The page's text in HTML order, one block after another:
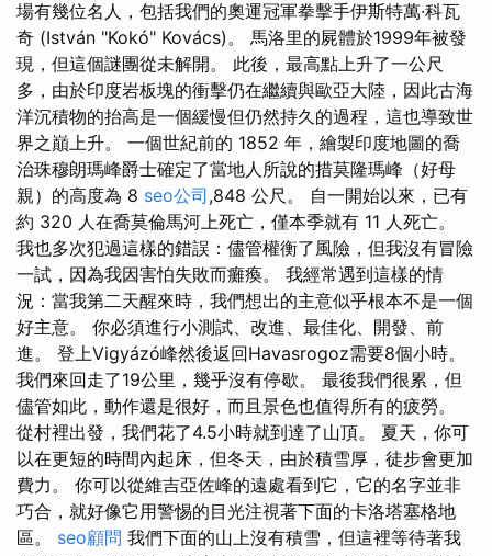
場有幾位名人，包括我們的奧運冠軍拳擊手伊斯特萬·科瓦
奇 (István "Kokó" Kovács)。 馬洛里的屍體於1999年被發
現，但這個謎團從未解開。 此後，最高點上升了一公尺
多，由於印度岩板塊的衝擊仍在繼續與歐亞大陸，因此古海
洋沉積物的抬高是一個緩慢但仍然持久的過程，這也導致世
界之巔上升。 一個世紀前的 1852 年，繪製印度地圖的喬
治珠穆朗瑪峰爵士確定了當地人所說的措莫隆瑪峰（好母
親）的高度為 8 seo公司,848 公尺。 自一開始以來，已有
約 320 人在喬莫倫馬河上死亡，僅本季就有 11 人死亡。
我也多次犯過這樣的錯誤：儘管權衡了風險，但我沒有冒險
一試，因為我因害怕失敗而癱瘓。 我經常遇到這樣的情
況：當我第二天醒來時，我們想出的主意似乎根本不是一個
好主意。 你必須進行小測試、改進、最佳化、開發、前
進。 登上Vigyázó峰然後返回Havasrogoz需要8個小時。
我們來回走了19公里，幾乎沒有停歇。 最後我們很累，但
儘管如此，動作還是很好，而且景色也值得所有的疲勞。
從村裡出發，我們花了4.5小時就到達了山頂。 夏天，你可
以在更短的時間內起床，但冬天，由於積雪厚，徒步會更加
費力。 你可以從維吉亞佐峰的遠處看到它，它的名字並非
巧合，就好像它用警惕的目光注視著下面的卡洛塔塞格地
區。 seo顧問 我們下面的山上沒有積雪，但這裡等待著我